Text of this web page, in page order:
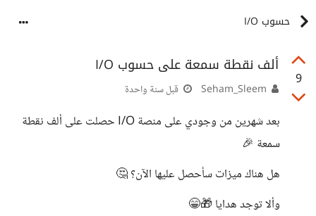
حسوب I/O
9
ألف نقطة سمعة على حسوب I/O
قبل سنة واحدة
بعد شهرين من وجودي على منصة I/O حصلت على ألف نقطة
سمعة 🎉
هل هناك ميزات سأحصل عليها الآن؟ 🤔
وألا توجد هدايا 🎁😁